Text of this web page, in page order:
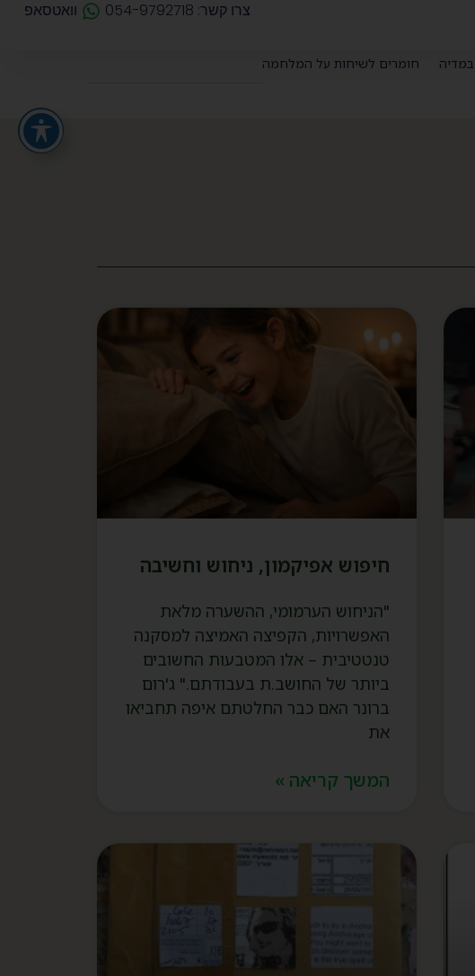
צרו קשר: 054-9792718 וואטסאפ
במדיה חומרים לשיחות על המלחמה
חיפוש אפיקמון, ניחוש וחשיבה
"הניחוש הערמומי, ההשערה מלאת
האפשרויות, הקפיצה האמיצה למסקנה
טנטטיבית – אלו המטבעות החשובים
ביותר של החושב.ת בעבודתם." ג'רום
ברונר האם כבר החלטתם איפה תחביאו
את
המשך קריאה »